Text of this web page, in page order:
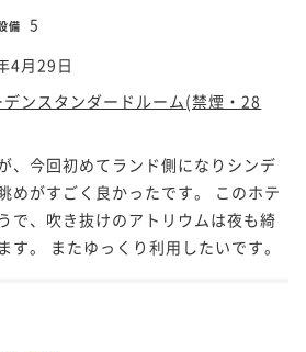
備 5
4月29日
ンスタンダードルーム(禁煙・28
、今回初めてランド側になりシンデ
めがすごく良かったです。 このホテ
で、吹き抜けのアトリウムは夜も綺
す。 またゆっくり利用したいです。